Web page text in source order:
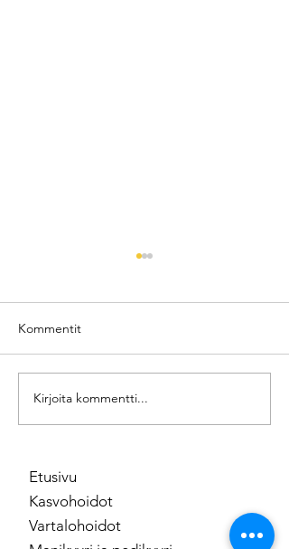
Pink anti-age mesoterapia
Kommentit
Kirjoita kommentti...
Etusivu
Kasvohoidot
Vartalohoidot